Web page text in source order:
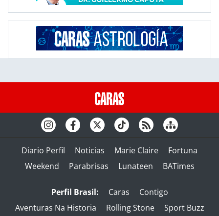
Diario Perfil Noticias Marie Claire
Fortuna
Weekend
Parabrisas Lunateen BATimes
Perfil Brasil: Caras
Contigo
Aventuras Na Historia
Rolling Stone Sport Buzz